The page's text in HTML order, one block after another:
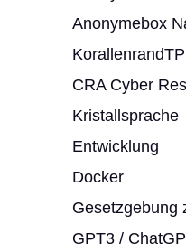
Anonymebox
CRA Cyber
Kristallsprache
Entwicklung
Docker
Gesetzgebung
GPT3 /